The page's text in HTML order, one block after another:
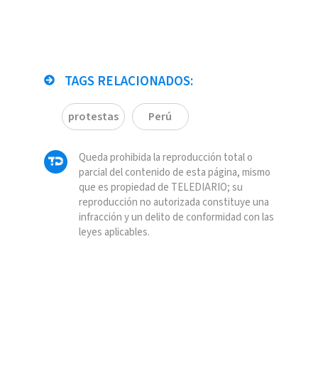
TAGS RELACIONADOS:
protestas Perú
Queda prohibida la reproducción total o
parcial del contenido de esta página, mismo
que es propiedad de TELEDIARIO; su
reproducción no autorizada constituye una
infracción y un delito de conformidad con las
leyes aplicables.